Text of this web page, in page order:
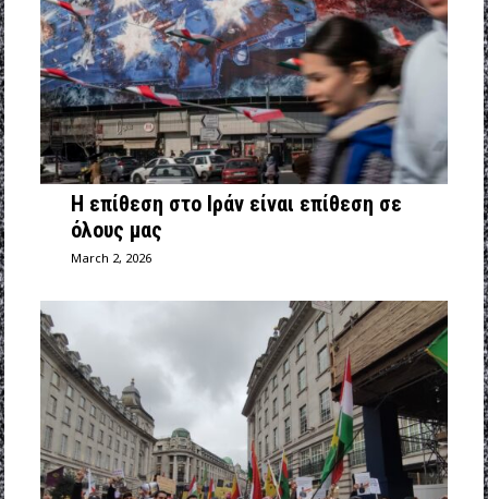
Η επίθεση στο Ιράν είναι επίθεση σε
όλους μας
March 2, 2026